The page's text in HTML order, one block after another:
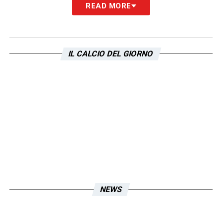
scorso a Verona. La Lazio è stata
READ MORE
IL CALCIO DEL GIORNO
NEWS